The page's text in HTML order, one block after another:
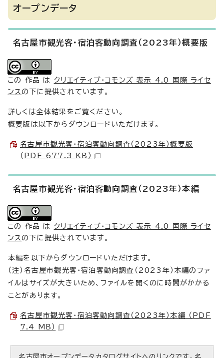
オープンデータ
名古屋市観光客・宿泊客動向調査（2023年）概要版
この 作品 は クリエイティブ・コモンズ 表示 4.0 国際 ライセ
ンスの下に提供されています。
詳しくは全体結果をご覧ください。
概要版は以下からダウンロードいただけます。
名古屋市観光客・宿泊客動向調査（2023年）概要版
（PDF 677.3 KB）
名古屋市観光客・宿泊客動向調査（2023年）本編
この 作品 は クリエイティブ・コモンズ 表示 4.0 国際 ライセ
ンスの下に提供されています。
本編を以下からダウンロードいただけます。
（注）名古屋市観光客・宿泊客動向調査（2023年）本編のファ
イルはサイズが大きいため、ファイルを開くのに時間がかかる
ことがあります。
名古屋市観光客・宿泊客動向調査（2023年）本編 （PDF
7.4 MB）
名古屋市オープンデータカタログサイトへのリンクです。名